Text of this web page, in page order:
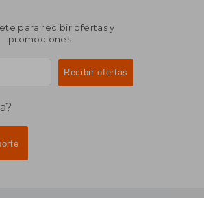
para recibir ofertas y
promociones